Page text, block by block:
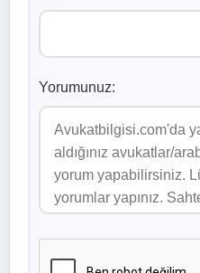
Yorumunuz: